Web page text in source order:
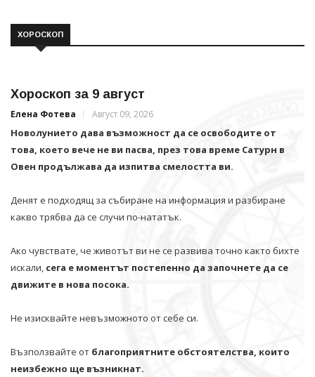
ХОРОСКОП
Хороскоп за 9 август
Елена Фотева Август 09, 2026
Новолунието дава възможност да се освободите от
това, което вече не ви пасва, през това време Сатурн в
Овен продължава да изпитва смелостта ви.
Денят е подходящ за събиране на информация и разбиране
какво трябва да се случи по-нататък.
Ако чувствате, че животът ви не се развива точно както бихте
искали, сега е моментът постепенно да започнете да се
движите в нова посока.
Не изисквайте невъзможното от себе си.
Възползвайте от благоприятните обстоятелства, които
неизбежно ще възникнат.